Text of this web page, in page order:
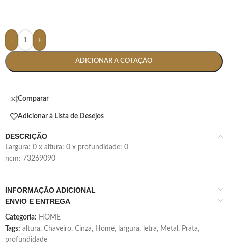
- +
ADICIONAR A COTAÇÃO
Comparar
Adicionar à Lista de Desejos
DESCRIÇÃO
largura: 0 x altura: 0 x profundidade: 0
ncm: 73269090
INFORMAÇÃO ADICIONAL
ENVIO E ENTREGA
Categoria: HOME
Tags: altura, Chaveiro, Cinza, Home, largura, letra, Metal , Prata,
profundidade